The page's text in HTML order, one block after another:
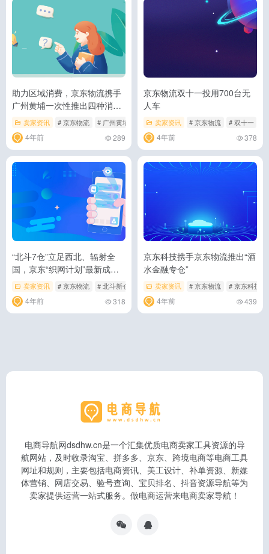
助力区域消费，京东物流携手
广州黄埔一次性推出四种消费
券 卖家资讯 # 京东物流 # 广州黄埔 # 消费券
4年前 289
京东物流双十一投用700台无
人车
卖家资讯 # 京东物流 # 双十一
4年前 378
“北斗7仓”立足西北、辐射全
国，京东“织网计划”最新成果
落地西安
卖家资讯 # 京东物流 # 北斗新仓模式 # 物流园
4年前 318
京东科技携手京东物流推出“酒
水金融专仓”
卖家资讯 # 京东物流 # 京东科技
4年前 439
电商导航网dsdhw.cn是一个汇集优质电商卖家工具资源的导
航网站，及时收录淘宝、拼多多、京东、跨境电商等电商工具
网址和规则，主要包括电商资讯、美工设计、补单资源、新媒
体营销、网店交易、验号查询、宝贝排名、抖音资源导航等为
卖家提供运营一站式服务。做电商运营来电商卖家导航！